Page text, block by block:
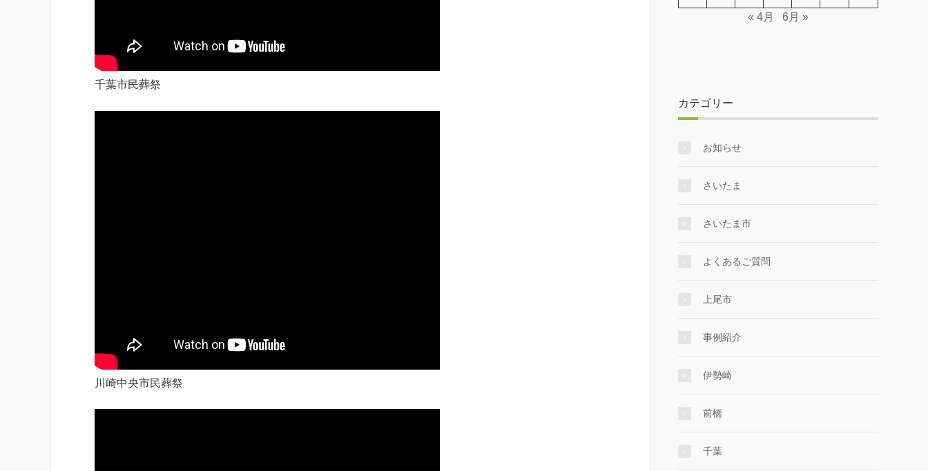
千葉市民葬祭
川崎中央市民葬祭
« 4月
6月 »
カテゴリー
お知らせ
さいたま
さいたま市
よくあるご質問
上尾市
事例紹介
伊勢崎
前橋
千葉